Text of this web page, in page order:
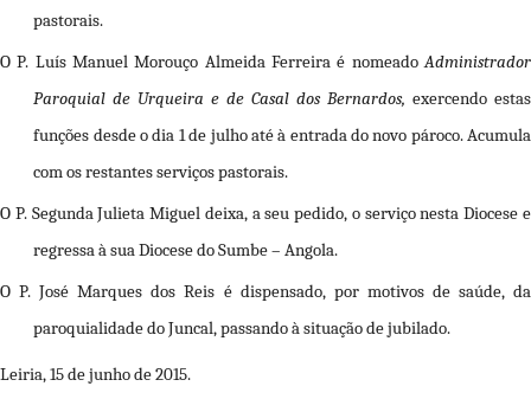
pastorais.
OP. Luís Manuel Morouço Almeida Ferreira é nomeadoAdministrador
Paroquial de Urqueira e de Casal dos Bernardos,exercendo estas
funções desde o dia 1 de julho até à entrada do novo pároco. Acumula
com os restantes serviços pastorais.
O P. Segunda Julieta Miguel deixa, a seu pedido, o serviço nesta Diocese e
regressa à sua Diocese do Sumbe – Angola.
OP. José Marques dos Reis é dispensado, por motivos de saúde, da
paroquialidade do Juncal, passando à situação de jubilado.
Leiria, 15 de junho de 2015.